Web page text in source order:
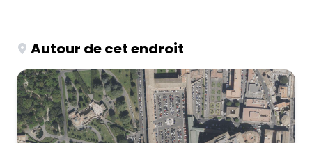
Autour de cet endroit